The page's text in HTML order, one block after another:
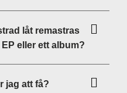
låt remastras
eller ett album?
jag att få?